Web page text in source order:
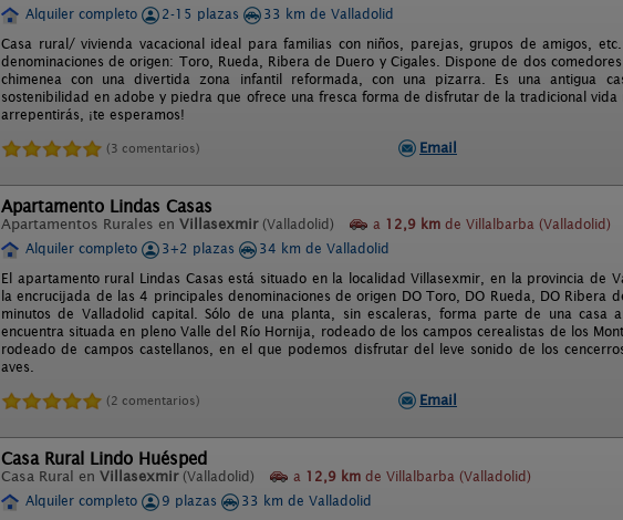
Alquiler completo
2-15 plazas
33 km de Valladolid
Casa rural/ vivienda vacacional ideal para familias con niños, parejas, grupos de amigos,
denominaciones de origen: Toro, Rueda, Ribera de Duero y Cigales. Dispone de dos
chimenea con una divertida zona infantil reformada, con una pizarra. Es una antigua
sostenibilidad en adobe y piedra que ofrece una fresca forma de disfrutar de la tradicional vida
arrepentirás, ¡te esperamos!
(3 comentarios) Email
Apartamento Lindas Casas
Apartamentos Rurales en Villasexmir (Valladolid) a 12,9 km de Villalbarba (Valladolid)
Alquiler completo
3+2 plazas
34 km de Valladolid
El apartamento rural Lindas Casas está situado en la localidad Villasexmir, en la provincia de
la encrucijada de las 4 principales denominaciones de origen DO Toro, DO Rueda, DO Ribera
minutos de Valladolid capital. Sólo de una planta, sin escaleras, forma parte de una casa
encuentra situada en pleno Valle del Río Hornija, rodeado de los campos cerealistas de los
rodeado de campos castellanos, en el que podemos disfrutar del leve sonido de los
aves.
(2 comentarios) Email
Casa Rural Lindo Huésped
Casa Rural en Villasexmir (Valladolid) a 12,9 km de Villalbarba (Valladolid)
Alquiler completo
9 plazas
33 km de Valladolid